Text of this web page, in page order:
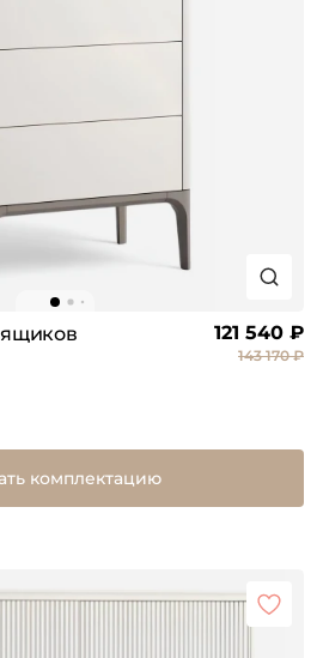
121 540 ₽
143 170 ₽
комплектацию